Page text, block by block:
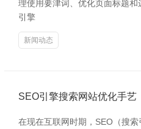
理使用要津词、优化页面标题
引擎
新闻动态
SEO引擎搜索网站优化手艺
在现在互联网时期，SEO（搜